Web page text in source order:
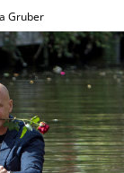
Gruber